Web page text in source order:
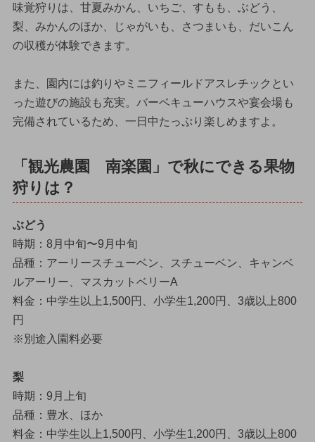
味覚狩りは、甘夏みかん、いちご、すもも、ぶどう、
梨、みかんのほか、じゃがいも、さつまいも、だいこん
の収穫が体験できます。
また、園内には釣りやミニフィールドアスレチックとい
った遊びの施設も充実。バーベキューハウスや宴会場も
完備されているため、一日中たっぷり楽しめますよ。
「観光農園 南楽園」で秋にできる果物
狩りは？
ぶどう
時期：8月中旬〜9月中旬
品種：アーリースチューベン、スチューベン、キャンベ
ルアーリー、マスカットベリーA
料金：中学生以上1,500円、小学生1,200円、3歳以上800
円
※別途入園料必要
梨
時期：9月上旬
品種：豊水、ほか
料金：中学生以上1,500円、小学生1,200円、3歳以上800